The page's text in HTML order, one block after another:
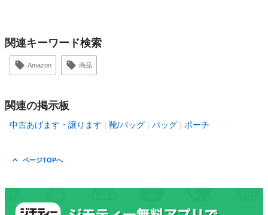
関連キーワード検索
Amazon 商品
関連の掲示板
中古あげます・譲ります 靴/バッグ バッグ ポーチ
ページTOPへ